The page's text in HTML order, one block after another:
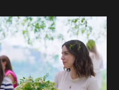
o homem que realmente
todas as suas energias a
e se orgulhando de
a ingressar na
muito alegre, é